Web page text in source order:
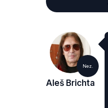
Nez.
Aleš Brichta